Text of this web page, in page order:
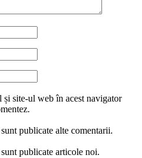
și site-ul web în acest navigator
publicate alte comentarii.
publicate articole noi.